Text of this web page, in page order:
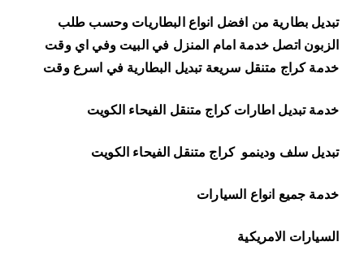
تبديل بطارية من افضل انواع البطاريات وحسب طلب
الزبون اتصل خدمة امام المنزل في البيت وفي اي وقت
خدمة كراج متنقل سريعة تبديل البطارية في اسرع وقت
خدمة تبديل اطارات كراج متنقل الفيحاء الكويت
تبديل سلف ودينمو كراج متنقل الفيحاء الكويت
خدمة جميع انواع السيارات
السيارات الامريكية